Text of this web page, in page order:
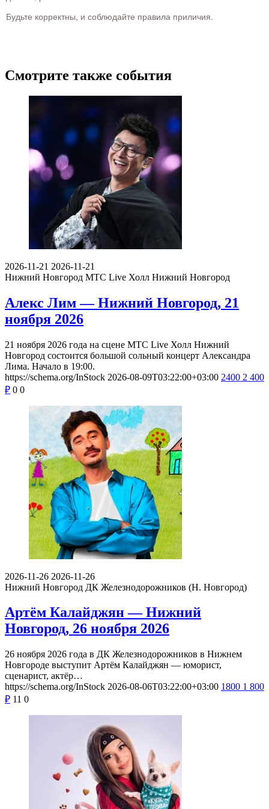
Будьте корректны, и соблюдайте правила приличия.
Смотрите также события
2026-11-21 2026-11-21
Нижний Новгород МТС Live Холл Нижний Новгород
Алекс Лим — Нижний Новгород, 21
ноября 2026
21 ноября 2026 года на сцене МТС Live Холл Нижний
Новгород состоится большой сольный концерт Александра
Лима. Начало в 19:00.
https://schema.org/InStock 2026-08-09T03:22:00+03:00 2400 2 400
₽ 0 0
2026-11-26 2026-11-26
Нижний Новгород ДК Железнодорожников (Н. Новгород)
Артём Калайджян — Нижний
Новгород, 26 ноября 2026
26 ноября 2026 года в ДК Железнодорожников в Нижнем
Новгороде выступит Артём Калайджян — юморист,
сценарист, актёр…
https://schema.org/InStock 2026-08-06T03:22:00+03:00 1800 1 800
₽ 11 0